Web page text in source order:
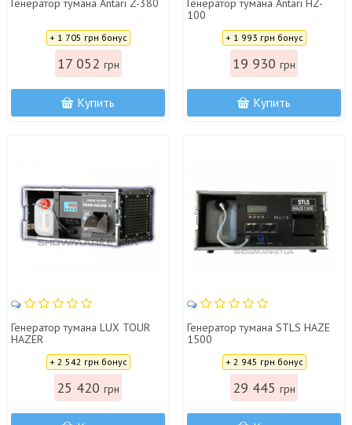
Генератор тумана Antari Z-380
+ 1 705 грн бонус
17 052 грн
Купить
Генератор тумана Antari HZ-
100
+ 1 993 грн бонус
19 930 грн
Купить
Генератор тумана LUX TOUR
HAZER
+ 2 542 грн бонус
25 420 грн
Генератор тумана STLS HAZE
1500
+ 2 945 грн бонус
29 445 грн